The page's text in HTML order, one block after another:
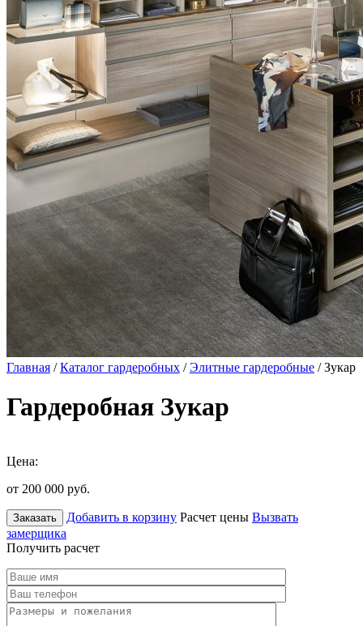
Главная /Каталог гардеробных /Элитные гардеробные / Зукар
Гардеробная Зукар
Цена:
от 200 000 руб.
Заказать Добавить в корзину Расчет цены Вызвать
замерщика
Получить расчет